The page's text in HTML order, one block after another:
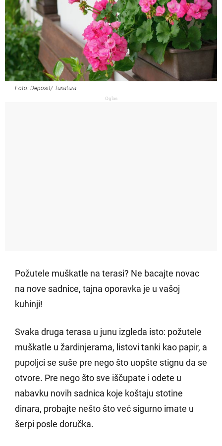
Foto: Deposit/ Tunatura
Oglas
Požutele muškatle na terasi? Ne bacajte novac
na nove sadnice, tajna oporavka je u vašoj
kuhinji!
Svaka druga terasa u junu izgleda isto: požutele
muškatle u žardinjerama, listovi tanki kao papir, a
pupoljci se suše pre nego što uopšte stignu da se
otvore. Pre nego što sve iščupate i odete u
nabavku novih sadnica koje koštaju stotine
dinara, probajte nešto što već sigurno imate u
šerpi posle doručka.